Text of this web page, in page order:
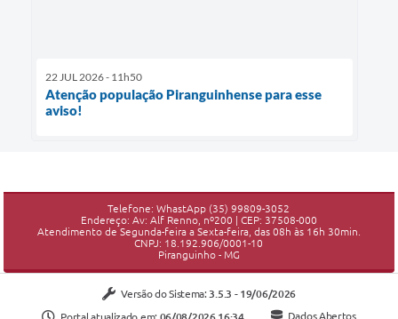
22 JUL 2026 - 11h50
Atenção população Piranguinhense para esse
aviso!
Telefone: WhastApp (35) 99809-3052
Endereço: Av: Alf Renno, nº200 | CEP: 37508-000
Atendimento de Segunda-feira a Sexta-feira, das 08h às 16h 30min.
CNPJ: 18.192.906/0001-10
Piranguinho - MG
Versão do Sistema: 3.5.3 - 19/06/2026
Portal atualizado em: 06/08/2026 16:34 Dados Abertos